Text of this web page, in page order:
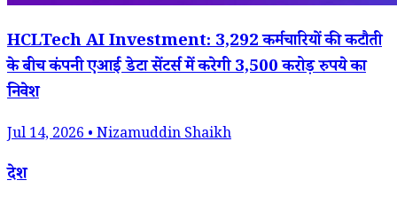
HCLTech AI Investment: 3,292 कर्मचारियों की कटौती
के बीच कंपनी एआई डेटा सेंटर्स में करेगी 3,500 करोड़ रुपये का
निवेश
Jul 14, 2026 • Nizamuddin Shaikh
देश